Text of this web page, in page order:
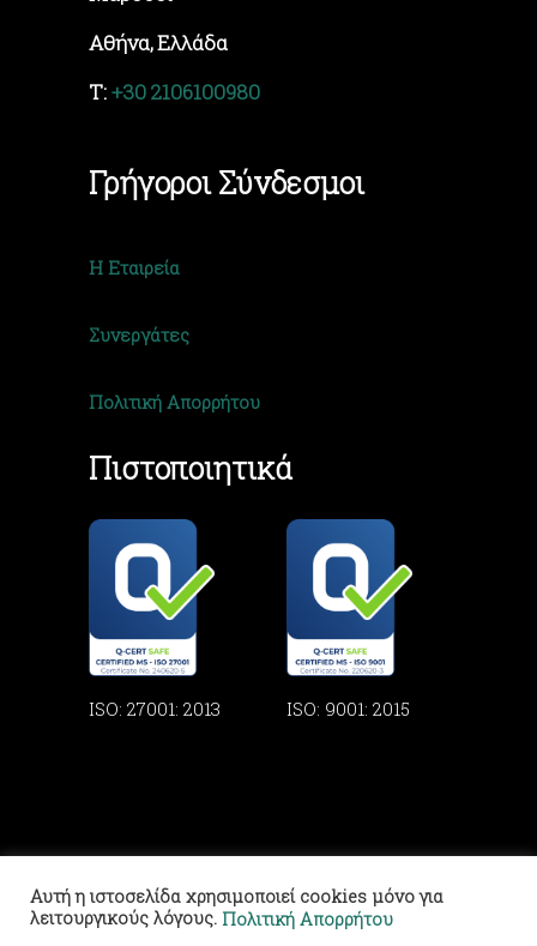
Αθήνα, Ελλάδα
T:+30 2106100980
Γρήγοροι Σύνδεσμοι
Η Εταιρεία
Συνεργάτες
Πολιτική Απορρήτου
Πιστοποιητικά
ISO: 27001: 2013 ISO: 9001: 2015
Αυτή η ιστοσελίδα χρησιμοποιεί cookies μόνο για
λειτουργικούς λόγους. Πολιτική Απορρήτου